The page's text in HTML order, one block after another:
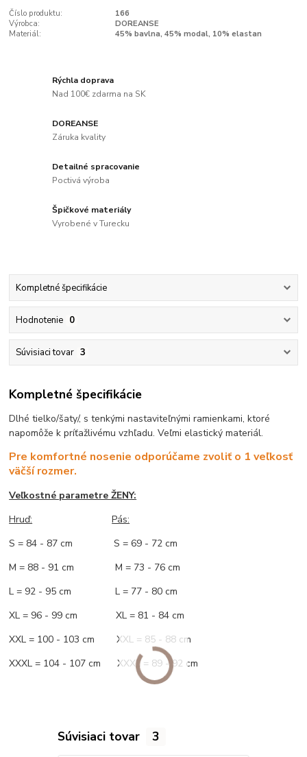
Číslo produktu:
166
Výrobca:
DOREANSE
Materiál:
45% bavlna, 45% modal, 10% elastan
Rýchla doprava
Nad 100€ zdarma na SK
DOREANSE
Záruka kvality
Detailné spracovanie
Poctivá výroba
Špičkové materiály
Vyrobené v Turecku
Kompletné špecifikácie
Hodnotenie 0
Súvisiaci tovar 3
Kompletné špecifikácie
Dlhé tielko/šaty/, s tenkými nastaviteľnými ramienkami, ktoré
napomôže k príťažlivému vzhľadu. Veľmi elastický materiál.
Pre komfortné nosenie odporúčame zvoliť o 1 veľkosť
väčší rozmer.
Veľkostné parametre ŽENY:
Hruď:
Pás:
S = 84 - 87 cm S = 69 - 72 cm
M = 88 - 91 cm M = 73 - 76 cm
L = 92 - 95 cm L = 77 - 80 cm
XL = 96 - 99 cm XL = 81 - 84 cm
XXL = 100 - 103 cm XXL = 85 - 88 cm
XXXL = 104 - 107 cm XXXL = 89 - 92 cm
Súvisiaci tovar 3